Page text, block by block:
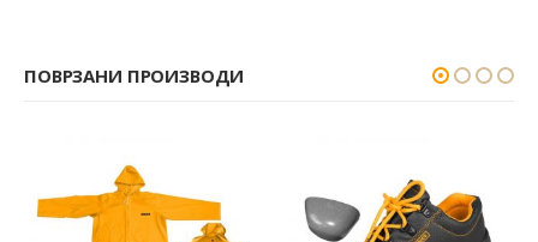
ПОВРЗАНИ ПРОИЗВОДИ